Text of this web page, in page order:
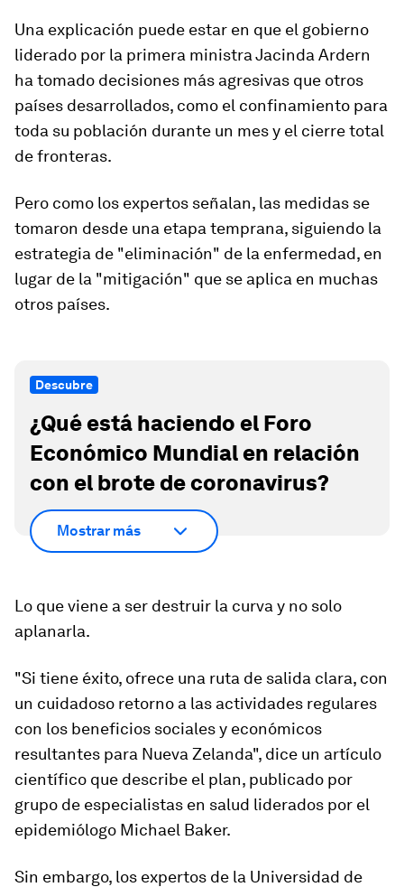
Una explicación puede estar en que el gobierno
liderado por la primera ministraJacinda Ardern
ha tomado decisiones más agresivas que otros
países desarrollados, como el confinamiento para
toda su población durante un mes y el cierre total
de fronteras.
Pero como los expertos señalan, las medidas se
tomaron desde una etapa temprana, siguiendo la
estrategia de "eliminación" de la enfermedad, en
lugar de la "mitigación" que se aplica en muchas
otros países.
Descubre
¿Qué está haciendo el Foro
Económico Mundial en relación
con el brote de coronavirus?
Mostrar más
Lo que viene a ser destruir la curva y no solo
aplanarla.
"Si tiene éxito, ofrece una ruta de salida clara, con
un cuidadoso retorno a las actividades regulares
con los beneficios sociales y económicos
resultantes para Nueva Zelanda", dice un artículo
científico que describe el plan, publicado por
grupo de especialistas en salud liderados por el
epidemiólogo Michael Baker.
Sin embargo, los expertos de la Universidad de